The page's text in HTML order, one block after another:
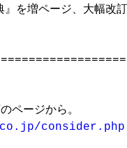
を増ページ、大幅改訂
ージから。
consider.php